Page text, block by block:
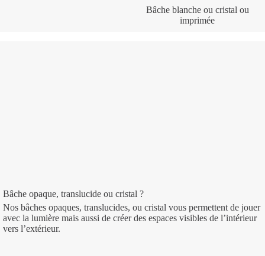
Bâche blanche ou cristal ou
imprimée
Bâche opaque, translucide ou cristal ?
Nos bâches opaques, translucides, ou cristal vous permettent de jouer
avec la lumière mais aussi de créer des espaces visibles de l’intérieur
vers l’extérieur.